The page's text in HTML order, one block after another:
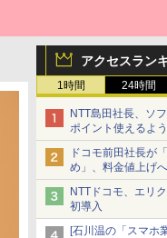
アクセスラン
1時間 24時間
NTT島田社長、ソ
ポイント使えるよう
ドコモ前田社長が
め」、料金値上げ
NTTドコモ、エリ
初導入
[石川温の「スマホ